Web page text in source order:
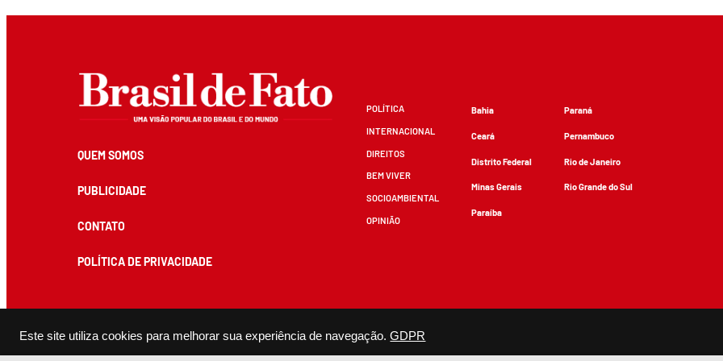
Este site utiliza cookies para melhorar sua experiência de navegação. GDPR
QUEM SOMOS
PUBLICIDADE
CONTATO
POLÍTICA DE PRIVACIDADE
POLÍTICA
INTERNACIONAL
DIREITOS
BEM VIVER
SOCIOAMBIENTAL
OPINIÃO
Bahia
Ceará
Distrito Federal
Minas Gerais
Paraíba
Paraná
Pernambuco
Rio de Janeiro
Rio Grande do Sul